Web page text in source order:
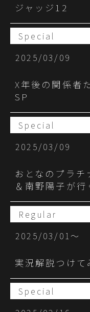
ジャッジ12
Special
2025/03/09
X年後の関係者
SP
Special
2025/03/09
おとなのプラ
＆南野陽子が
Regular
2025/03/01〜
実況解説つけて
Special